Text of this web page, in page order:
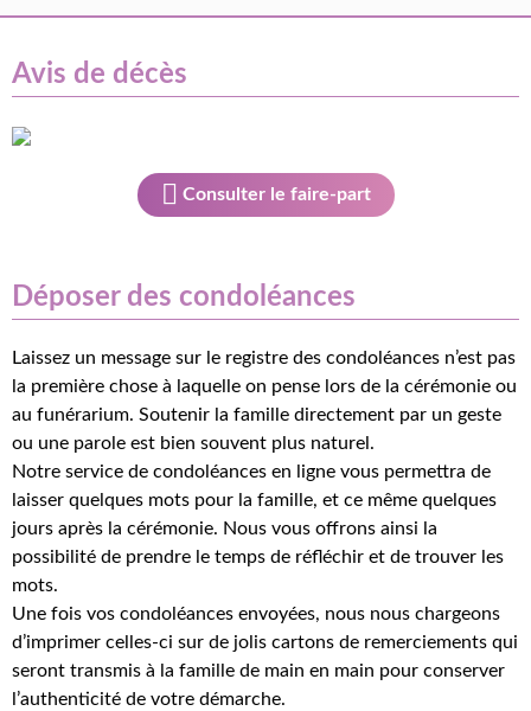
Avis de décès
Consulter le faire-part
Déposer des condoléances
Laissez un message sur le registre des condoléances n’est pas
la première chose à laquelle on pense lors de la cérémonie ou
au funérarium. Soutenir la famille directement par un geste
ou une parole est bien souvent plus naturel.
Notre service de condoléances en ligne vous permettra de
laisser quelques mots pour la famille, et ce même quelques
jours après la cérémonie. Nous vous offrons ainsi la
possibilité de prendre le temps de réfléchir et de trouver les
mots.
Une fois vos condoléances envoyées, nous nous chargeons
d’imprimer celles-ci sur de jolis cartons de remerciements qui
seront transmis à la famille de main en main pour conserver
l’authenticité de votre démarche.